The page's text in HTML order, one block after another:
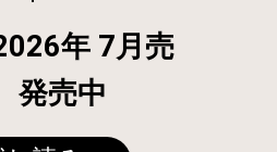
年 7月売
売中